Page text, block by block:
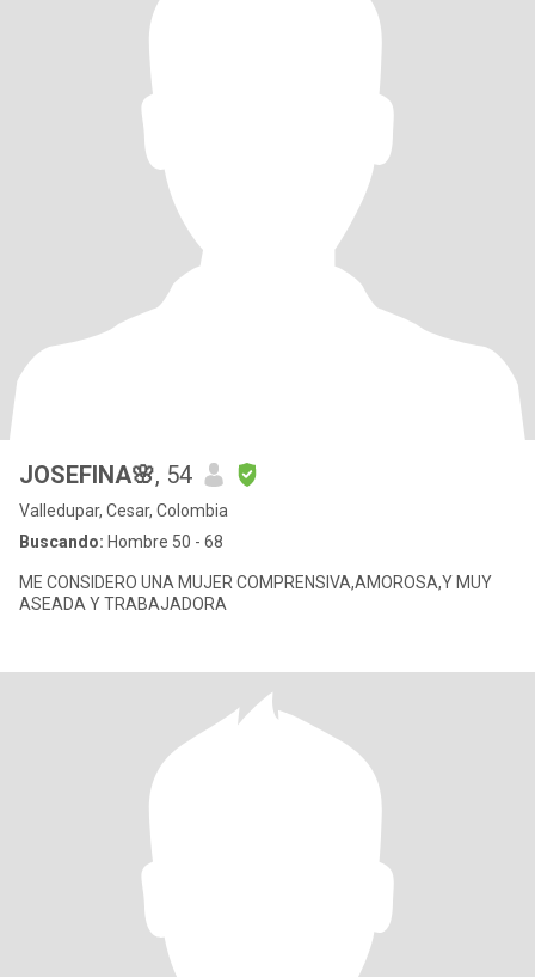
JOSEFINA🌸, 54
Valledupar, Cesar, Colombia
Buscando: Hombre 50 - 68
ME CONSIDERO UNA MUJER COMPRENSIVA,AMOROSA,Y MUY
ASEADA Y TRABAJADORA